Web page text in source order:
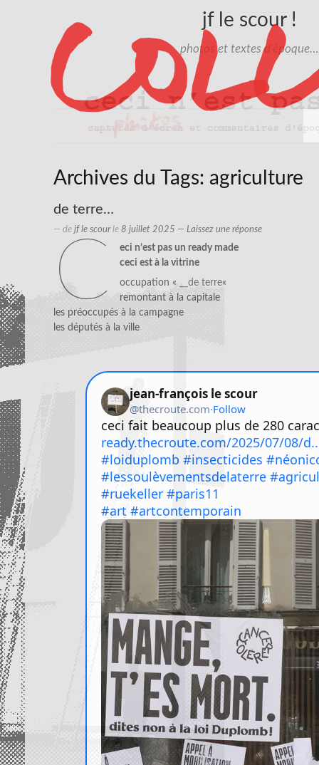
jf le scour !
photos et textes d'époque…
Archives du Tags: agriculture
de terre…
— de jf le scourle 8 juillet 2025 — Laissez une réponse
c
eci n’est pas un ready made
ceci est à la vitrine
occupation «
__de terre«
remontant à la capitale
les préoccupés à la campagne
les députés à la ville